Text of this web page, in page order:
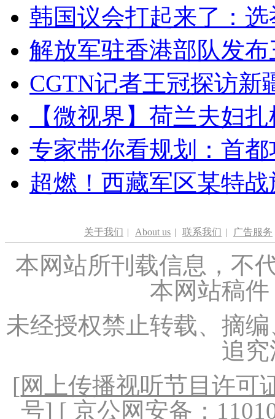
韩国议会打起来了：
解放军驻香港部队发
CGTN记者王冠探访新
【微视界】荷兰夫妇
专家带你看规划：首
超燃！西藏军区某特
关于我们 | About us | 联系我们 | 广告服务
本网站所刊载信息，不
本网站稿
未经授权禁止转载、摘
追
[网上传播视听节目许可
号] [ 京公网安备：